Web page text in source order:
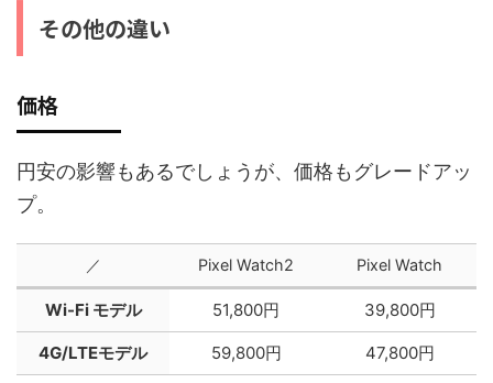
その他の違い
価格
円安の影響もあるでしょうが、価格もグレードアッ
プ。
／ Pixel Watch2 Pixel Watch
Wi-Fi モデル 51,800円 39,800円
4G/LTEモデル 59,800円 47,800円